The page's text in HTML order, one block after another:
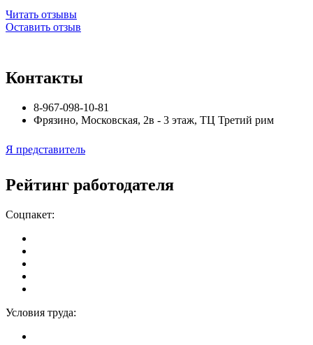
Читать отзывы
Оставить отзыв
Контакты
8-967-098-10-81
Фрязино, Московская, 2в - 3 этаж, ТЦ Третий рим
Я представитель
Рейтинг работодателя
Соцпакет:
Условия труда: